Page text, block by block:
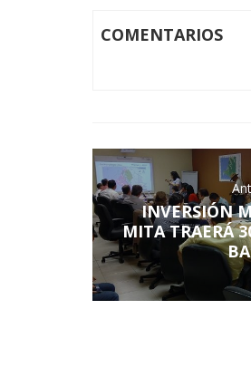
COMENTARIOS
INVERSIÓN
MITA TRAERÁ